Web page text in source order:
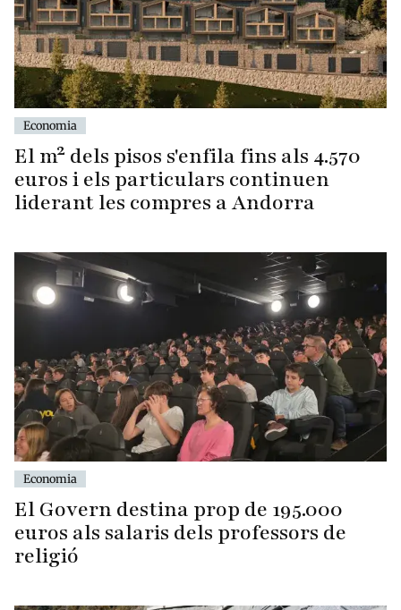
Economia
El m² dels pisos s'enfila fins als 4.570
euros i els particulars continuen
liderant les compres a Andorra
Economia
El Govern destina prop de 195.000
euros als salaris dels professors de
religió